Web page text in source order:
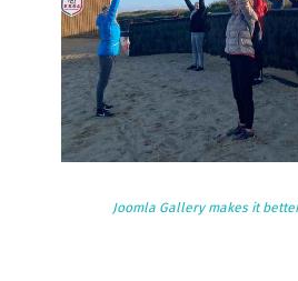
Joomla Gallerymakes it